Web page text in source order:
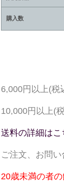
購入数
6,000円以上(税
10,000円以上(
送料の詳細はこ
ご注文、お問
20歳未満の者